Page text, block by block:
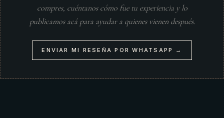
compres, cuéntanos cómo fue tu experiencia y lo
publicamos acá para ayudar a quienes vienen después.
ENVIAR MI RESEÑA POR WHATSAPP →